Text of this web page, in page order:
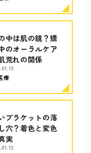
中は肌の鏡？矯
のオーラルケア
荒れの関係
療
ブラケットの落
穴？着色と変色
実